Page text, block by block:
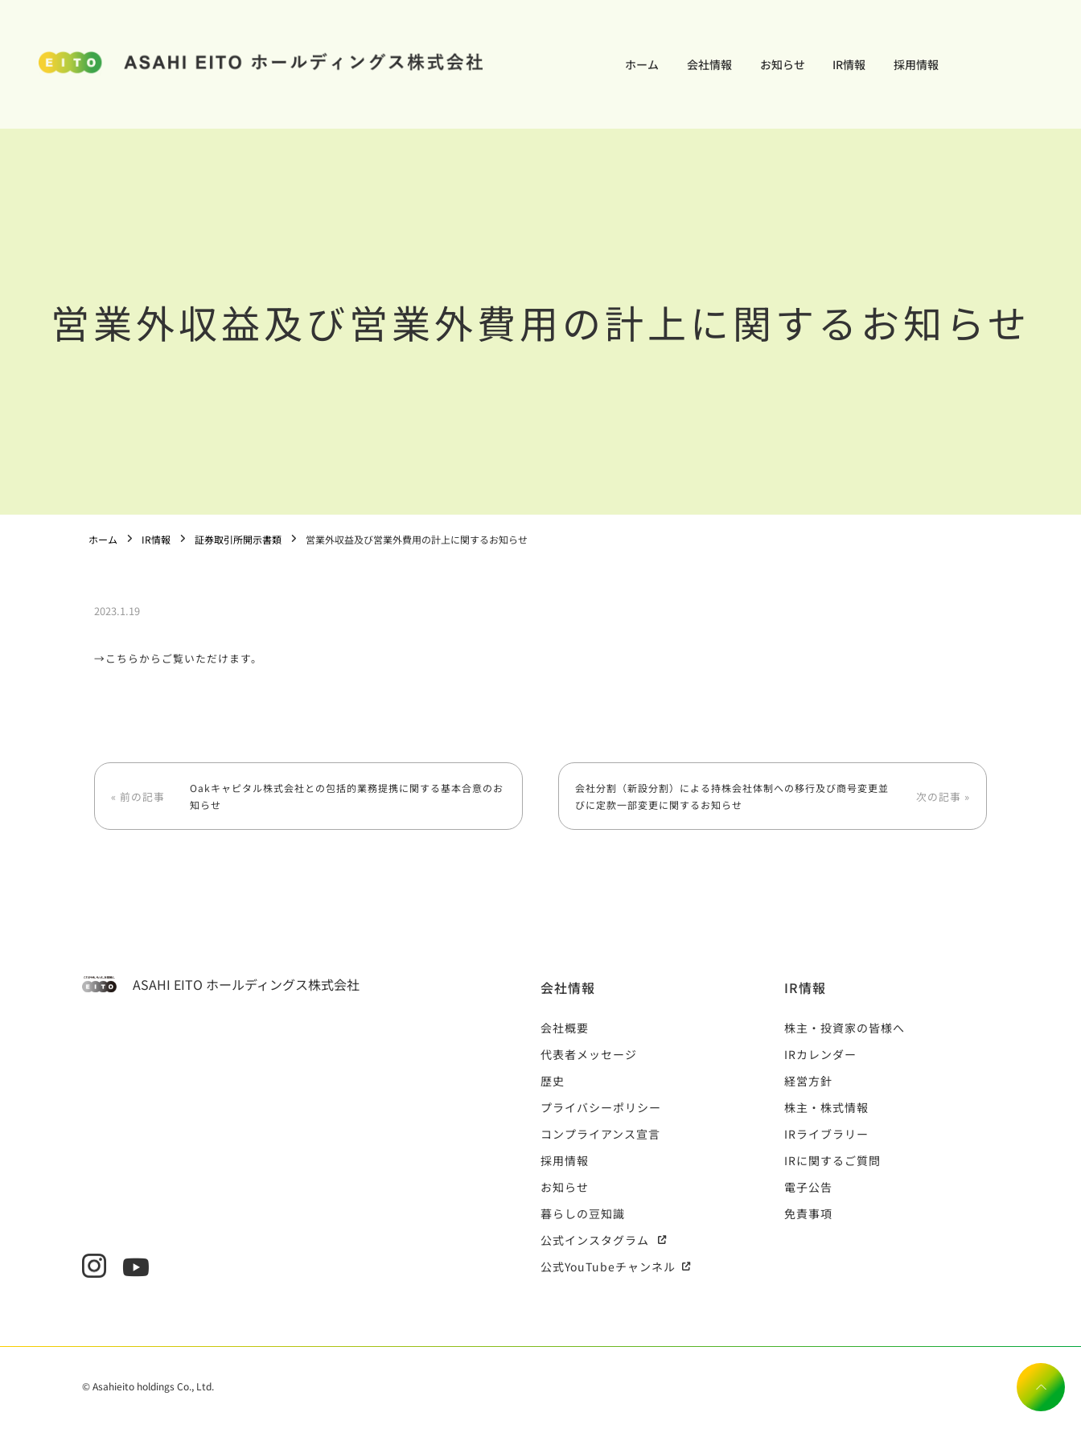
ホーム 会社情報 お知らせ IR情報 採用情報
営業外収益及び営業外費用の計上に関するお知らせ
ホーム IR情報 証券取引所開示書類 営業外収益及び営業外費用の計上に関するお知らせ
2023.1.19
→こちらからご覧いただけます。
« 前の記事
Oakキャピタル株式会社との包括的業務提携に関する基本合意のお
知らせ
会社分割（新設分割）による持株会社体制への移行及び商号変更並
びに定款一部変更に関するお知らせ
次の記事 »
ASAHI EITO ホールディングス株式会社 会社情報
会社概要
代表者メッセージ
歴史
プライバシーポリシー
コンプライアンス宣言
採用情報
お知らせ
暮らしの豆知識
公式インスタグラム
公式YouTubeチャンネル
IR情報
株主・投資家の皆様へ
IRカレンダー
経営方針
株主・株式情報
IRライブラリー
IRに関するご質問
電子公告
免責事項
© Asahieito holdings Co., Ltd.